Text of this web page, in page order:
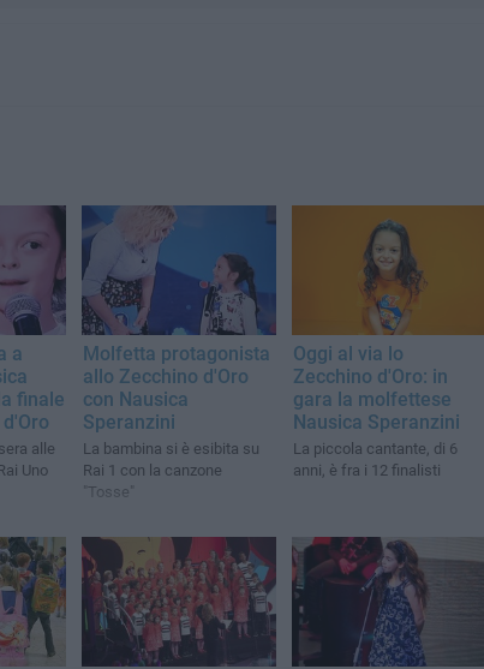
a
finale
alle
Uno
Molfetta protagonista
allo Zecchino d'Oro
con Nausica
Speranzini
La bambina si è esibita su
Rai 1 con la canzone
"Tosse"
Oggi al via lo
Zecchino d'Oro: in
gara la molfettese
Nausica Speranzini
La piccola cantante, di 6
anni, è fra i 12 finalisti